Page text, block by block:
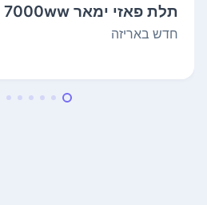
צרת ...
חדש באריזה